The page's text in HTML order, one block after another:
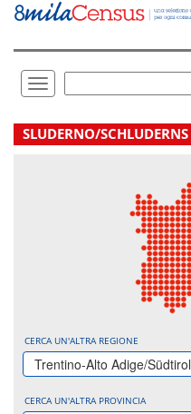
Vai
direttamente
Toggle
navigation
.
SLUDERNO/SCHLUDERNS
CERCA UN'ALTRA REGIONE
Trentino-Alto Adige/Südtirol
CERCA UN'ALTRA PROVINCIA